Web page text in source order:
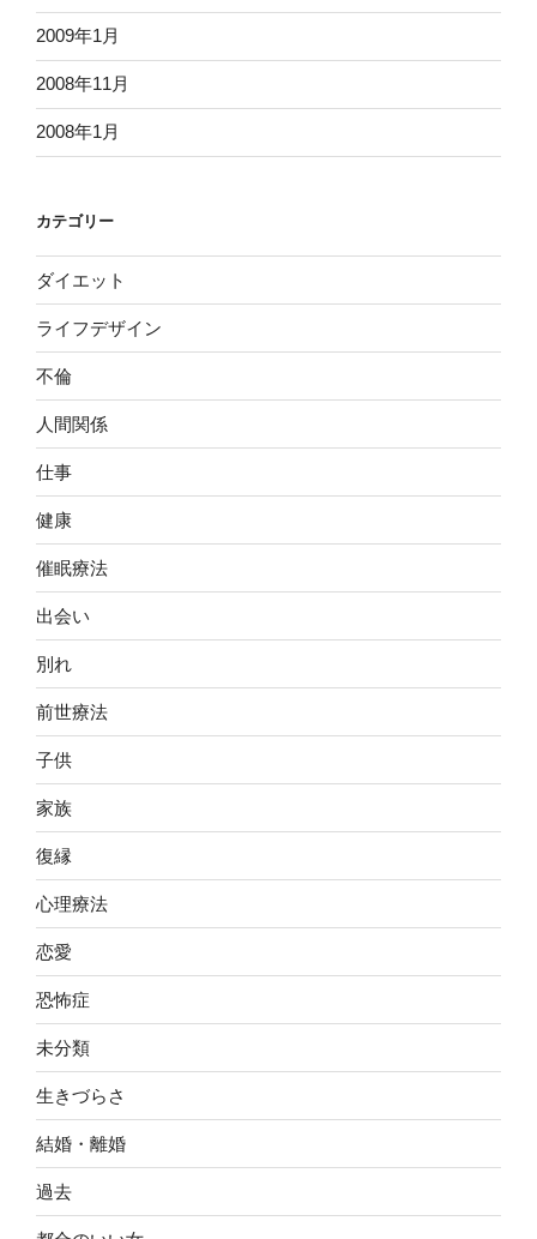
2009年1月
2008年11月
2008年1月
カテゴリー
ダイエット
ライフデザイン
不倫
人間関係
仕事
健康
催眠療法
出会い
別れ
前世療法
子供
家族
復縁
心理療法
恋愛
恐怖症
未分類
生きづらさ
結婚・離婚
過去